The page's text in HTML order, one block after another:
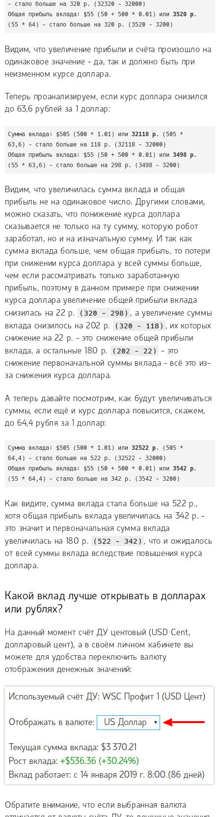
- стало больше на 320 р. (32320 - 32000)
Общая прибыль вклада: $55 (50 + 500 * 0.01) или 3520 р.
Видим, что увеличение прибыли и счёта произошло на
одинаковое значение - да, так и должно быть при
неизменном курсе доллара.
Теперь проанализируем, если курс доллара снизился
до 63,6 рублей за 1 доллар:
Сумма вклада: $505 (500 * 1.01) или 32118 р.
(505 *
63,6) - стало больше на 118 р. (32118 - 32000)
Общая прибыль вклада: $55 (50 + 500 * 0.01) или 3498 р.
(55 * 63,6) - стало больше на 298 р. (3498 - 3200)
Видим, что увеличилась сумма вклада и общая
прибыль не на одинаковое число. Другими словами,
можно сказать, что понижение курса доллара
сказывается не только на ту сумму, которую робот
заработал, но и на изначальную сумму. И так как
сумма вклада больше, чем общая прибыль, то потери
при снижении курса доллара у всей суммы больше,
чем если рассматривать только заработанную
прибыль, поэтому в данном примере при снижении
курса доллара увеличение общей прибыли вклада
снизилась на 22 р.
(320 - 298) , а увеличение суммы
вклада снизилось на 202 р.
(320 - 118) , их которых
снижение на 22 р. - это снижение общей прибыли
вклада, а остальные 180 р.
(202 - 22)
- это
снижение первоначальной суммы вклада - всё это из-
за снижения курса доллара.
А теперь давайте посмотрим, как будут увеличиваться
суммы, если ещё и курс доллара повысится, скажем,
до 64,4 рубля за 1 доллар:
Сумма вклада: $505 (500 * 1.01) или 32522 р.
(505 *
64,4) - стало больше на 522 р. (32522 - 32000)
Общая прибыль вклада: $55 (50 + 500 * 0.01) или 3542 р.
(55 * 64,4) - стало больше на 342 р. (3542 - 3200)
Как видите, сумма вклада стала больше на 522 р.,
хотя общая прибыль вклада увеличилась на 342 р. -
это значит и первоначальная сумма вклада
увеличилась на 180 р.
(522 - 342) , что и ожидалось
от всей суммы вклада вследствие повышения курса
доллара.
Какой вклад лучше открывать в долларах
или рублях?
На данный момент счёт ДУ центовый (USD Cent,
долларовый цент), а в своём личном кабинете вы
можете для удобства переключить валюту
отображения денежных значений:
Обратите внимание, что если выбранная валюта